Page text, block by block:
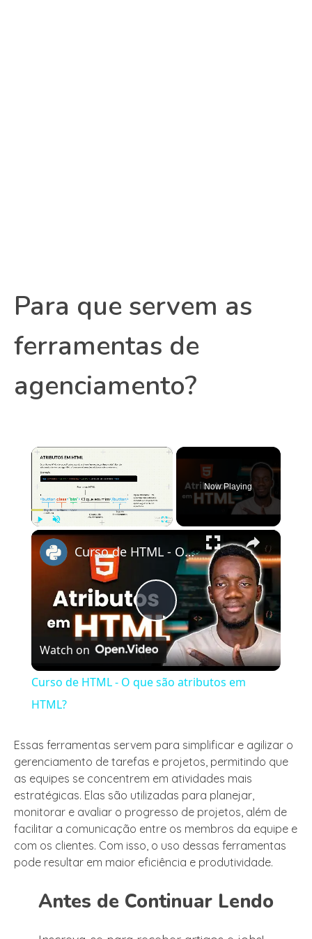
Para que servem as
ferramentas de
agenciamento?
×
Now Playing
×
Play
Video
Curso de HTML - O que são atributos em HTML?
Watch on
Curso de HTML - O que são atributos em
HTML?
Essas ferramentas servem para simplificar e agilizar o
gerenciamento de tarefas e projetos, permitindo que
as equipes se concentrem em atividades mais
estratégicas. Elas são utilizadas para planejar,
monitorar e avaliar o progresso de projetos, além de
facilitar a comunicação entre os membros da equipe e
com os clientes. Com isso, o uso dessas ferramentas
pode resultar em maior eficiência e produtividade.
Antes de Continuar Lendo